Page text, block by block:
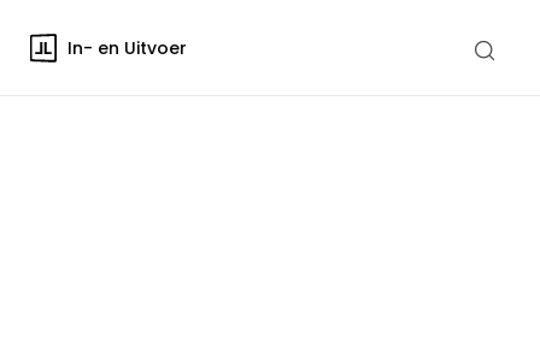
In- en Uitvoer